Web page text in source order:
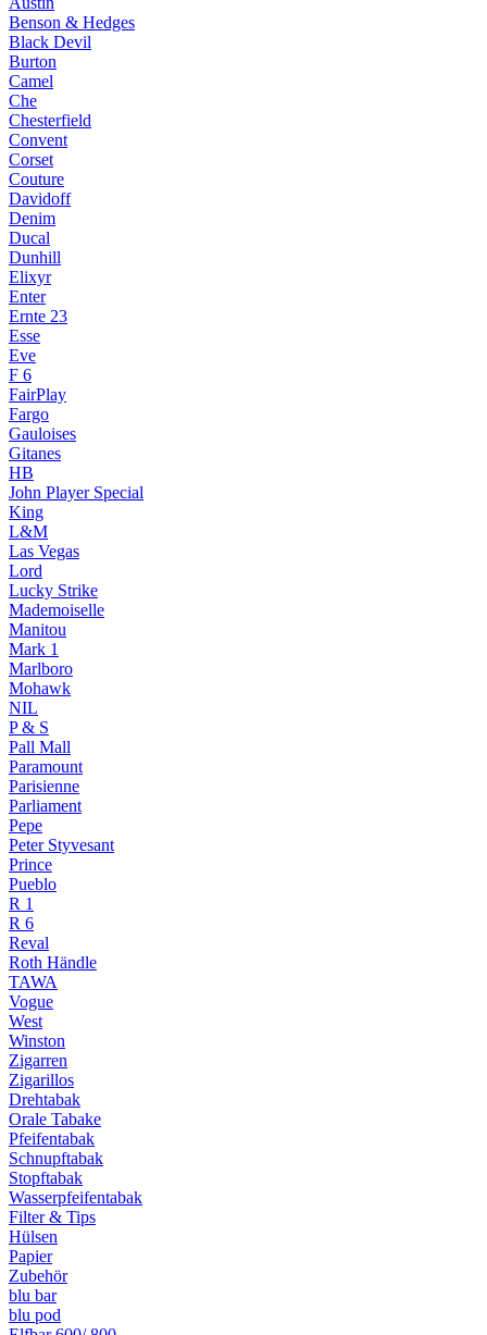
Benson & Hedges
Black Devil
Burton
Camel
Che
Chesterfield
Convent
Corset
Couture
Davidoff
Denim
Ducal
Dunhill
Elixyr
Enter
Ernte 23
Esse
Eve
F 6
FairPlay
Fargo
Gauloises
Gitanes
HB
John Player Special
King
L&M
Las Vegas
Lord
Lucky Strike
Mademoiselle
Manitou
Mark 1
Marlboro
Mohawk
NIL
P & S
Pall Mall
Paramount
Parisienne
Parliament
Pepe
Peter Styvesant
Prince
Pueblo
R 1
R 6
Reval
Roth Händle
TAWA
Vogue
West
Winston
Zigarren
Zigarillos
Drehtabak
Orale Tabake
Pfeifentabak
Schnupftabak
Stopftabak
Wasserpfeifentabak
Filter & Tips
Hülsen
Papier
Zubehör
blu bar
blu pod